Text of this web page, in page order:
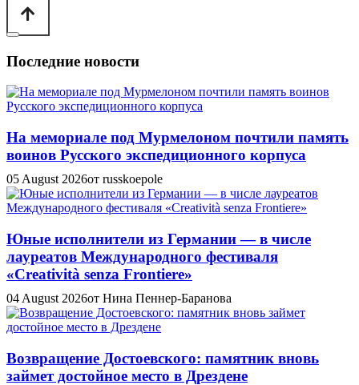
Последние новости
На мемориале под Мурмелоном почтили память
воинов Русского экспедиционного корпуса
05 August 2026от russkoepole
Юные исполнители из Германии — в числе
лауреатов Международного фестиваля
«Creatività senza Frontiere»
04 August 2026от Нина Пеннер-Баранова
Возвращение Достоевского: памятник вновь
займет достойное место в Дрездене